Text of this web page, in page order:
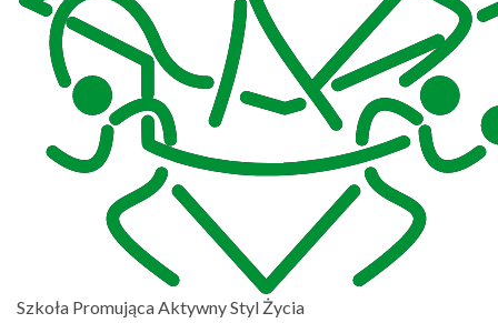
Szkoła Promująca Aktywny Styl Życia